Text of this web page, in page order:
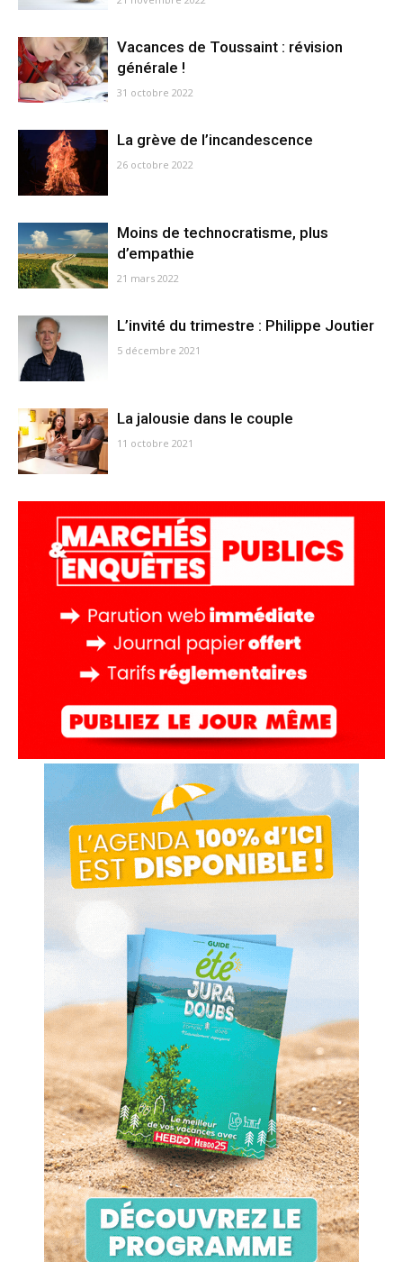
Vacances de Toussaint : révision
générale !
31 octobre 2022
La grève de l’incandescence
26 octobre 2022
Moins de technocratisme, plus
d’empathie
21 mars 2022
L’invité du trimestre : Philippe Joutier
5 décembre 2021
La jalousie dans le couple
11 octobre 2021